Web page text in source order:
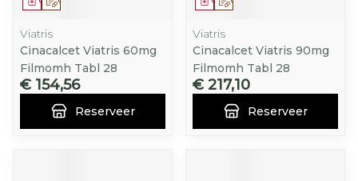
Viatris
Cinacalcet Viatris 60mg
Filmomh Tabl 28
€ 154,56
Reserveer
Viatris
Cinacalcet Viatris 90mg
Filmomh Tabl 28
€ 217,10
Reserveer